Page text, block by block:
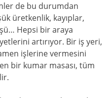
de bu durumdan
üretkenlik, kayıplar,
Hepsi bir araya
artırıyor. Bir iş yeri,
işlerine vermesini
bir kumar masası, tüm